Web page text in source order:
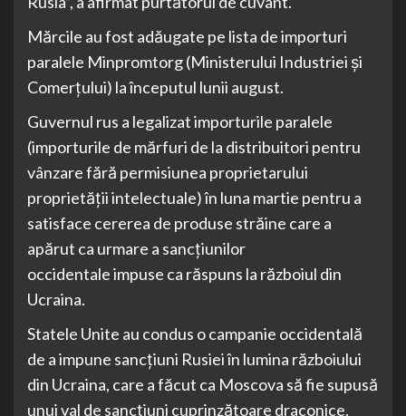
Mărcile au fost adăugate pe lista de importuri
paralele Minpromtorg (Ministerului Industriei și
Comerțului) la începutul lunii august.
Guvernul rus a legalizat importurile paralele
(importurile de mărfuri de la distribuitori pentru
vânzare fără permisiunea proprietarului
proprietății intelectuale) în luna martie pentru a
satisface cererea de produse străine care a
apărut ca urmare a sancțiunilor
occidentale impuse ca răspuns la războiul din
Ucraina.
Statele Unite au condus o campanie occidentală
de a impune sancțiuni Rusiei în lumina războiului
din Ucraina, care a făcut ca Moscova să fie supusă
unui val de sancțiuni cuprinzătoare draconice,